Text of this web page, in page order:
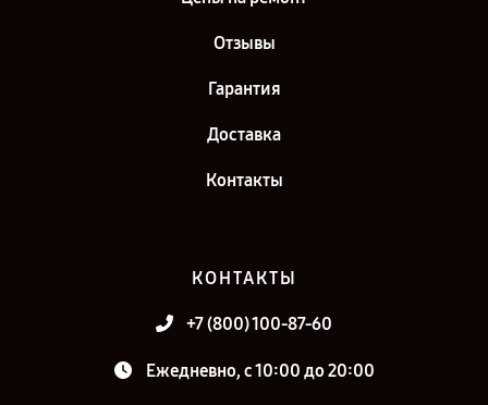
Отзывы
Гарантия
Доставка
Контакты
КОНТАКТЫ
+7 (800) 100-87-60
Ежедневно, с 10:00 до 20:00